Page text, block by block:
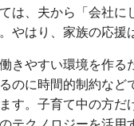
は、夫から「会社に
やはり、家族の応援
きやすい環境を作
のに時間的制約など
す。子育て中の方